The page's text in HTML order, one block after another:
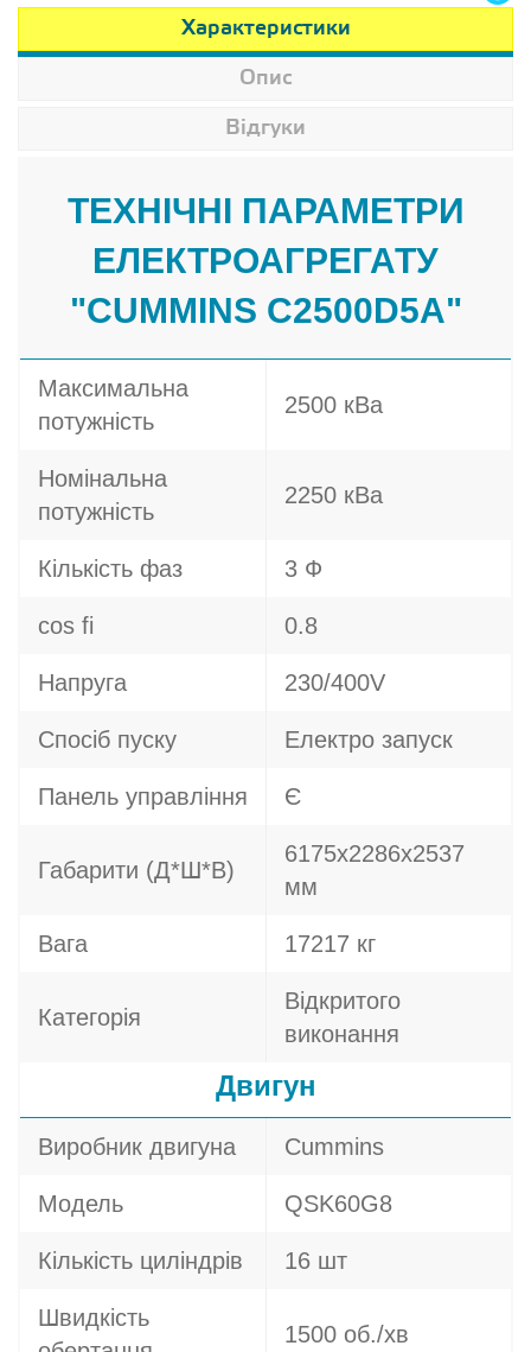
Характеристики
Опис
Відгуки
ТЕХНІЧНІ ПАРАМЕТРИ
ЕЛЕКТРОАГРЕГАТУ
"CUMMINS C2500D5A"
Максимальна
потужність
2500 кВа
Номінальна
потужність
2250 кВа
Кількість фаз 3 Ф
cos fi 0.8
Напруга 230/400V
Спосіб пуску Електро запуск
Панель управління Є
Габарити (Д*Ш*В)
6175x2286x2537
мм
Вага 17217 кг
Категорія
Відкритого
виконання
Двигун
Виробник двигуна Cummins
Модель QSK60G8
Кількість циліндрів 16 шт
Швидкість
1500 об./хв